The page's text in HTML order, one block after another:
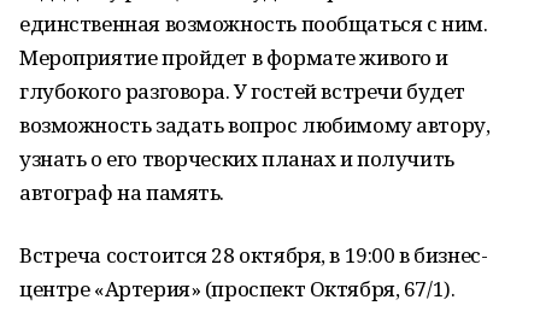
единственная возможность пообщаться с ним.
Мероприятие пройдет в формате живого и
глубокого разговора. У гостей встречи будет
возможность задать вопрос любимому автору,
узнать о его творческих планах и получить
автограф на память.
Встреча состоится 28 октября, в 19:00 в бизнес-
центре «Артерия» (проспект Октября, 67/1).